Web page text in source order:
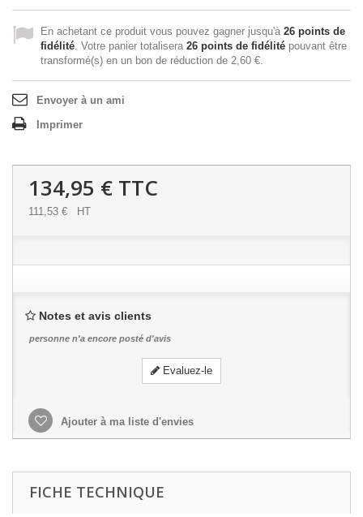
En achetant ce produit vous pouvez gagner jusqu'à 26 points de
fidélité. Votre panier totalisera 26 points de fidélité pouvant être
transformé(s) en un bon de réduction de 2,60 €.
Envoyer à un ami
Imprimer
134,95 € TTC
111,53 € HT
Notes et avis clients
personne n'a encore posté d'avis
Evaluez-le
Ajouter à ma liste d'envies
FICHE TECHNIQUE